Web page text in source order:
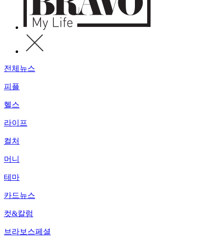
전체뉴스
피플
헬스
라이프
컬처
머니
테마
카드뉴스
컷&칼럼
브라보스페셜